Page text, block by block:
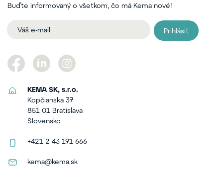
Buďte informovaný o všetkom, čo má Kema nové!
Prihlásiť
KEMA SK, s.r.o.
Kopčianska 37
851 01 Bratislava
Slovensko
+421 2 43 191 666
kema@kema.sk